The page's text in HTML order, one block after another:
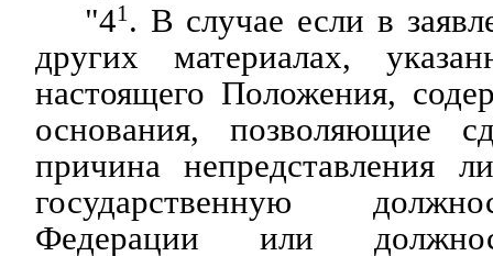
"41 . В случае если в
других материалах,
настоящего Положения,
основания, позволяющие
причина непредставления
государственную
Федерации или